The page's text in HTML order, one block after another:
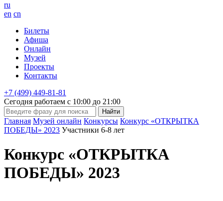
ru
en cn
Билеты
Афиша
Онлайн
Музей
Проекты
Контакты
+7 (499) 449-81-81
Сегодня работаем с 10:00 до 21:00
Главная Музей онлайн Конкурсы Конкурс «ОТКРЫТКА
ПОБЕДЫ» 2023 Участники 6-8 лет
Конкурс «ОТКРЫТКА
ПОБЕДЫ» 2023